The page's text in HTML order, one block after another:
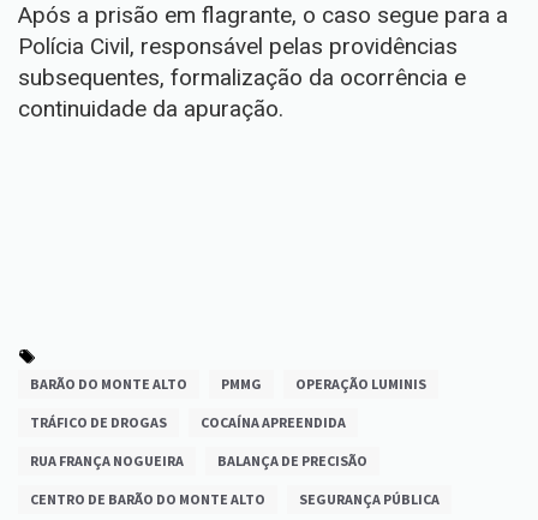
Após a prisão em flagrante, o caso segue para a
Polícia Civil, responsável pelas providências
subsequentes, formalização da ocorrência e
continuidade da apuração.
BARÃO DO MONTE ALTO PMMG OPERAÇÃO LUMINIS
TRÁFICO DE DROGAS COCAÍNA APREENDIDA
RUA FRANÇA NOGUEIRA BALANÇA DE PRECISÃO
CENTRO DE BARÃO DO MONTE ALTO SEGURANÇA PÚBLICA